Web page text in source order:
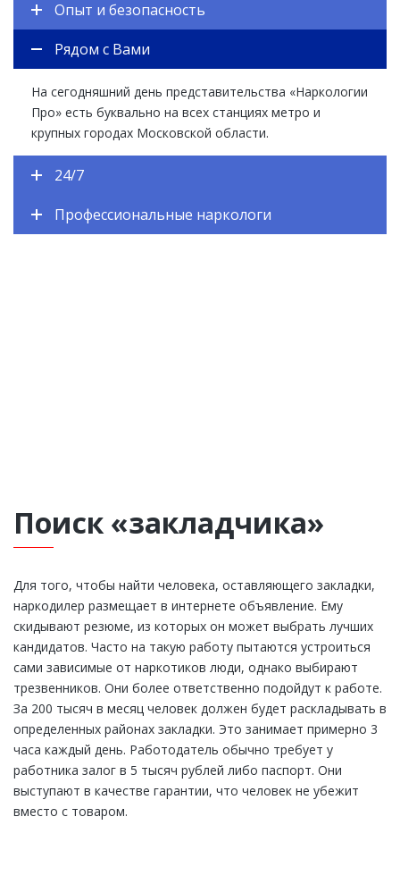
Опыт и безопасность
Рядом с Вами
На сегодняшний день представительства «Наркологии
Про» есть буквально на всех станциях метро и
крупных городах Московской области.
24/7
Профессиональные наркологи
Поиск «закладчика»
Для того, чтобы найти человека, оставляющего закладки,
наркодилер размещает в интернете объявление. Ему
скидывают резюме, из которых он может выбрать лучших
кандидатов. Часто на такую работу пытаются устроиться
сами зависимые от наркотиков люди, однако выбирают
трезвенников. Они более ответственно подойдут к работе.
За 200 тысяч в месяц человек должен будет раскладывать в
определенных районах закладки. Это занимает примерно 3
часа каждый день. Работодатель обычно требует у
работника залог в 5 тысяч рублей либо паспорт. Они
выступают в качестве гарантии, что человек не убежит
вместо с товаром.